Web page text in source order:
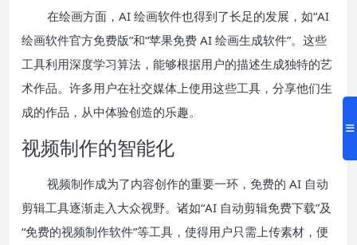
在绘画方面，AI 绘画软件也得到了长足的发展，如“AI
绘画软件官方免费版”和“苹果免费 AI 绘画生成软件”。这些
工具利用深度学习算法，能够根据用户的描述生成独特的艺
术作品。许多用户在社交媒体上使用这些工具，分享他们生
成的作品，从中体验创造的乐趣。
视频制作的智能化
视频制作成为了内容创作的重要一环，免费的 AI 自动
剪辑工具逐渐走入大众视野。诸如“AI 自动剪辑免费下载”及
“免费的视频制作软件”等工具，使得用户只需上传素材，便